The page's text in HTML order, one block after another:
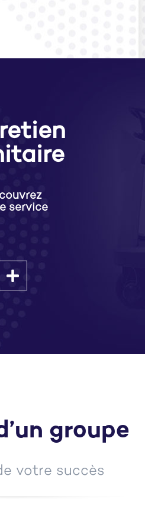
service
groupe
votre succès